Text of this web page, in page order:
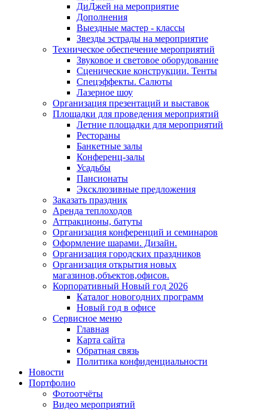
ДиДжей на мероприятие
Дополнения
Выездные мастер - классы
Звезды эстрады на мероприятие
Техническое обеспечение мероприятий
Звуковое и световое оборудование
Сценические конструкции. Тенты
Спецэффекты. Салюты
Лазерное шоу
Организация презентаций и выставок
Площадки для проведения мероприятий
Летние площадки для мероприятий
Рестораны
Банкетные залы
Конференц-залы
Усадьбы
Пансионаты
Эксклюзивные предложения
Заказать праздник
Аренда теплоходов
Аттракционы, батуты
Организация конференций и семинаров
Оформление шарами. Дизайн.
Организация городских праздников
Организация открытия новых
магазинов,объектов,офисов.
Корпоративный Новый год 2026
Каталог новогодних программ
Новый год в офисе
Сервисное меню
Главная
Карта сайта
Обратная связь
Политика конфиденциальности
Новости
Портфолио
Фотоотчёты
Видео мероприятий